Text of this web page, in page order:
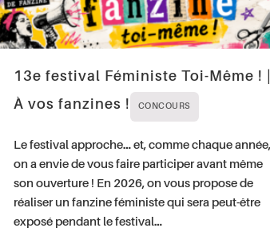
13e festival Féministe Toi-Même !
À vos fanzines !
CONCOURS
Le festival approche… et, comme chaque année,
on a envie de vous faire participer avant même
son ouverture ! En 2026, on vous propose de
réaliser un fanzine féministe qui sera peut-être
exposé pendant le festival…